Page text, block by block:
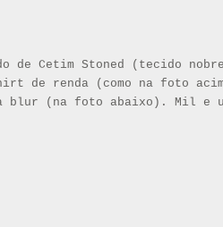
de Cetim Stoned (tecido
de renda (como na foto
blur (na foto abaixo). Mil e